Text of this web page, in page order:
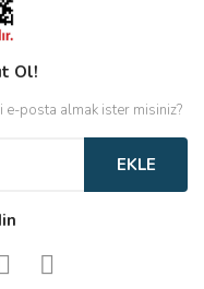
Ol!
e-posta almak ister misiniz?
EKLE